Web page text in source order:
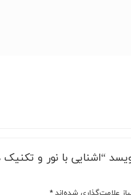
“اشنایی با نور و تکنیک